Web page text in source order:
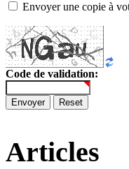
Envoyer une copie à
Code de validation:
Envoyer Reset
Articles